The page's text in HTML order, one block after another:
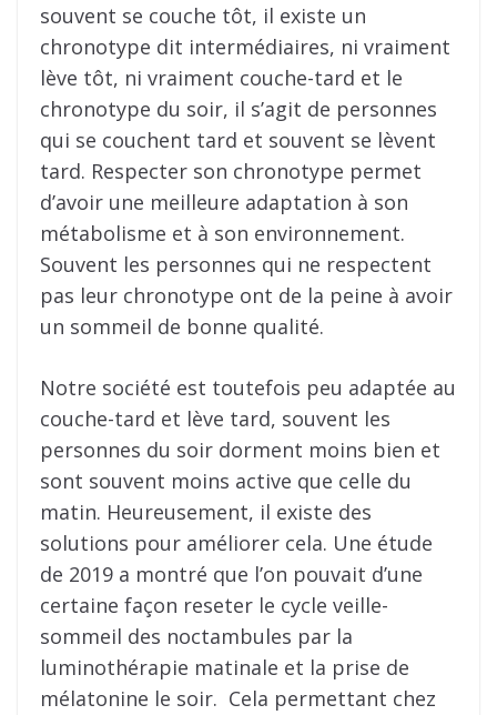
souvent se couche tôt, il existe un
chronotype dit intermédiaires, ni vraiment
lève tôt, ni vraiment couche-tard et le
chronotype du soir, il s’agit de personnes
qui se couchent tard et souvent se lèvent
tard. Respecter son chronotype permet
d’avoir une meilleure adaptation à son
métabolisme et à son environnement.
Souvent les personnes qui ne respectent
pas leur chronotype ont de la peine à avoir
un sommeil de bonne qualité.
Notre société est toutefois peu adaptée au
couche-tard et lève tard, souvent les
personnes du soir dorment moins bien et
sont souvent moins active que celle du
matin. Heureusement, il existe des
solutions pour améliorer cela. Une étude
de 2019 a montré que l’on pouvait d’une
certaine façon reseter le cycle veille-
sommeil des noctambules par la
luminothérapie matinale et la prise de
mélatonine le soir. Cela permettant chez